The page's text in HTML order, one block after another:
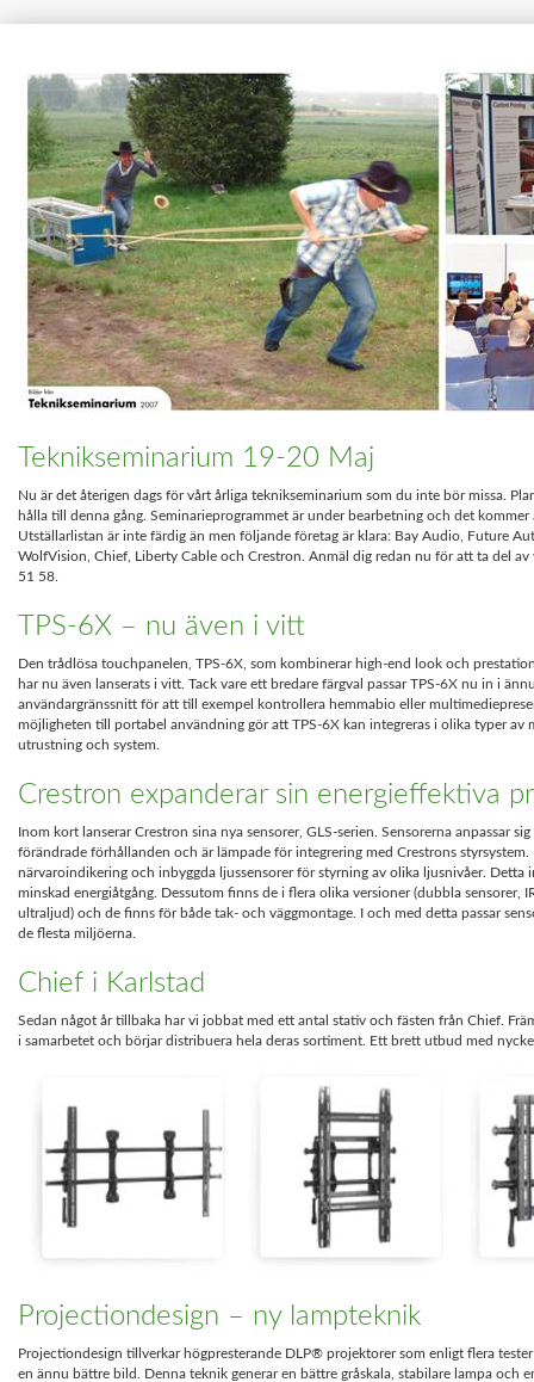
Teknikseminarium 19-20 Maj
Nu är det återigen dags för vårt årliga teknikseminarium som du inte bör missa.
hålla till denna gång. Seminarieprogrammet är under bearbetning och det
Utställarlistan är inte färdig än men följande företag är klara: Bay Audio, Future
WolfVision, Chief, Liberty Cable och Crestron. Anmäl dig redan nu för att ta del
51 58.
TPS-6X – nu även i vitt
Den trådlösa touchpanelen, TPS-6X, som kombinerar high-end look och
har nu även lanserats i vitt. Tack vare ett bredare färgval passar TPS-6X nu in i
användargränssnitt för att till exempel kontrollera hemmabio eller
möjligheten till portabel användning gör att TPS-6X kan integreras i olika typer av
utrustning och system.
Crestron expanderar sin energieffektiva
Inom kort lanserar Crestron sina nya sensorer, GLS-serien. Sensorerna anpassar
förändrade förhållanden och är lämpade för integrering med Crestrons styrsystem.
närvaroindikering och inbyggda ljussensorer för styrning av olika ljusnivåer. Detta
minskad energiåtgång. Dessutom finns de i flera olika versioner (dubbla sensorer,
ultraljud) och de finns för både tak- och väggmontage. I och med detta passar
de flesta miljöerna.
Chief i Karlstad
Sedan något år tillbaka har vi jobbat med ett antal stativ och fästen från Chief.
i samarbetet och börjar distribuera hela deras sortiment. Ett brett utbud med
Projectiondesign – ny lampteknik
Projectiondesign tillverkar högpresterande DLP® projektorer som enligt flera
en ännu bättre bild. Denna teknik generar en bättre gråskala, stabilare lampa